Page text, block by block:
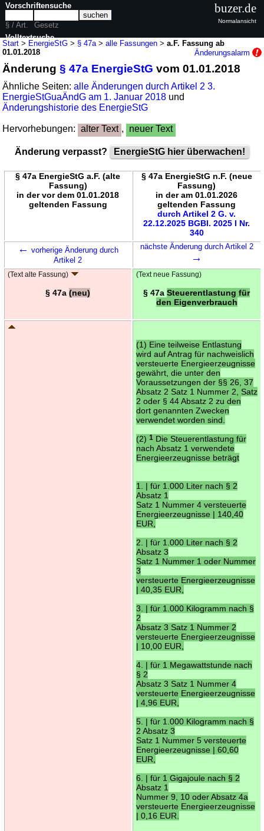
Start > EnergieStG > § 47a >alle Fassungen >a.F. Fassung ab
01.01.2018
Änderungsalarm
Änderung§ 47a EnergieStG vom 01.01.2018
Ähnliche Seiten:alle Änderungen durch Artikel 2 3.
EnergieStGuaÄndG am 1. Januar 2018 und
Änderungshistorie des EnergieStG
Hervorhebungen: alter Text , neuer Text
Änderung verpasst? EnergieStG hier überwachen!
§ 47a EnergieStG a.F. (alte
Fassung)
in der vor dem 01.01.2018
geltenden Fassung
§ 47a EnergieStG n.F. (neue
Fassung)
in der am 01.01.2026
geltenden Fassung
durch Artikel 2 G. v.
22.12.2025 BGBl. 2025 I Nr.
340
← vorherige Änderung durch
Artikel 2
nächste Änderung durch Artikel 2
→
(Text alte Fassung)
§ 47a (neu)
(Text neue Fassung)
§ 47a Steuerentlastung für
den Eigenverbrauch
(1) Eine teilweise Entlastung
wird auf Antrag für nachweislich
versteuerte Energieerzeugnisse
gewährt, die unter den
Voraussetzungen der §§ 26, 37
Absatz 2 Satz 1 Nummer 2, Satz
2 oder § 44 Absatz 2 zu den
dort genannten Zwecken
verwendet worden sind.
(2) 1Die Steuerentlastung für
nach Absatz 1 verwendete
Energieerzeugnisse beträgt
1. | für 1.000 Liter nach § 2
Absatz 1
Satz 1 Nummer 4 versteuerte
Energieerzeugnisse | 140,40
EUR,
2. | für 1.000 Liter nach § 2
Absatz 3
Satz 1 Nummer 1 oder Nummer
3
versteuerte Energieerzeugnisse
| 40,35 EUR,
3. | für 1.000 Kilogramm nach §
2
Absatz 3 Satz 1 Nummer 2
versteuerte Energieerzeugnisse
| 10,00 EUR,
4. | für 1 Megawattstunde nach
§ 2
Absatz 3 Satz 1 Nummer 4
versteuerte Energieerzeugnisse
| 4,96 EUR,
5. | für 1.000 Kilogramm nach §
2 Absatz 3
Satz 1 Nummer 5 versteuerte
Energieerzeugnisse | 60,60
EUR,
6. | für 1 Gigajoule nach § 2
Absatz 1
Nummer 9, 10 oder Absatz 4a
versteuerte Energieerzeugnisse
| 0,16 EUR.
Vorschriftensuche
§ / Art.
Gesetz
Volltextsuche
buzer.de
Normalansicht